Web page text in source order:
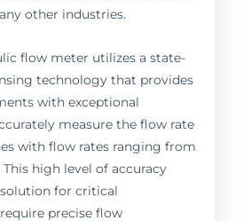
other industries.
flow meter utilizes a state-
technology that provides
with exceptional
measure the flow rate
with flow rates ranging from
high level of accuracy
for critical
precise flow